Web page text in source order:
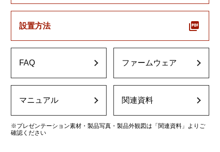
設置方法
FAQ ファームウェア
マニュアル 関連資料
※プレゼンテーション素材・製品写真・製品外観図は「関連資料」よりご
確認ください